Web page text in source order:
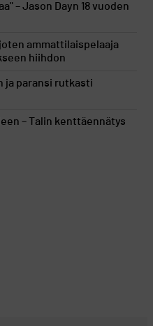
– Jason Dayn 18 vuoden
ammattilaispelaaja
hiihdon
ja paransi rutkasti
– Talin kenttäennätys